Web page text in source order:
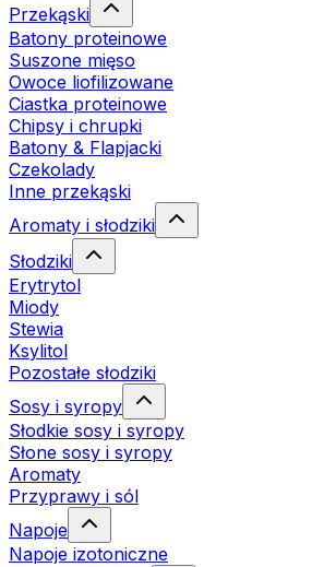
Przekąski
Batony proteinowe
Suszone mięso
Owoce liofilizowane
Ciastka proteinowe
Chipsy i chrupki
Batony & Flapjacki
Czekolady
Inne przekąski
Aromaty i słodziki
Słodziki
Erytrytol
Miody
Stewia
Ksylitol
Pozostałe słodziki
Sosy i syropy
Słodkie sosy i syropy
Słone sosy i syropy
Aromaty
Przyprawy i sól
Napoje
Napoje izotoniczne